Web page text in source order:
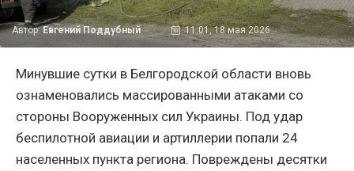
Автор:Евгений Поддубный 11:01, 18 мая 2026
Минувшие сутки в Белгородской области вновь
ознаменовались массированными атаками со
стороны Вооруженных сил Украины. Под удар
беспилотной авиации и артиллерии попали 24
населенных пункта региона. Повреждены десятки